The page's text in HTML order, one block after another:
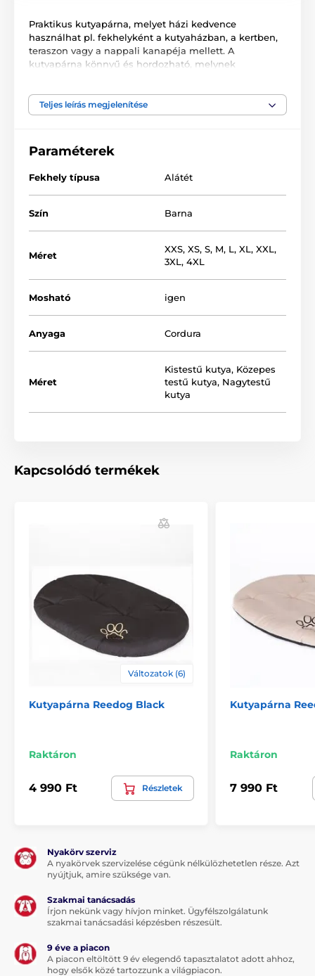
Praktikus kutyapárna, melyet házi kedvence
használhat pl. fekhelyként a kutyaházban, a kertben,
teraszon vagy a nappali kanapéja mellett. A
kutyapárna könnyű és hordozható, melynek
készült. Ellenáll a szennyeződésnek és mosható a
mosógépben is. Kényelmesen pihenhet házi
A megfelelő méret kiválasztásához használhatja az
alábbi táblázatot. (*Kézzel varrott termék, ezért
előfordulhat, hogy a méretek, maximálisan 2 - 4 cm-el,
eltérnek a feltüntetett méretektől.)
A termék előnyei:
minőségi és tartós anyag
minden kutyának megfelelő
Teljes leírás megjelenítése
Paraméterek
Fekhely típusa Alátét
Szín Barna
Méret
XXS, XS, S, M, L, XL, XXL,
3XL, 4XL
Mosható igen
Anyaga Cordura
Méret
Kistestű kutya, Közepes
testű kutya, Nagytestű
kutya
Kapcsolódó termékek
Változatok (6)
Kutyapárna Reedog Black
Raktáron
4 990 Ft Részletek
Kutyapárna
Raktáron
7 990 Ft
Nyakörv szerviz
A nyakörvek szervizelése cégünk nélkülözhetetlen része. Azt
nyújtjuk, amire szüksége van.
Szakmai tanácsadás
Írjon nekünk vagy hívjon minket. Ügyfélszolgálatunk
szakmai tanácsadási képzésben részesült.
9 éve a piacon
A piacon eltöltött 9 év elegendő tapasztalatot adott ahhoz,
hogy elsők közé tartozzunk a világpiacon.